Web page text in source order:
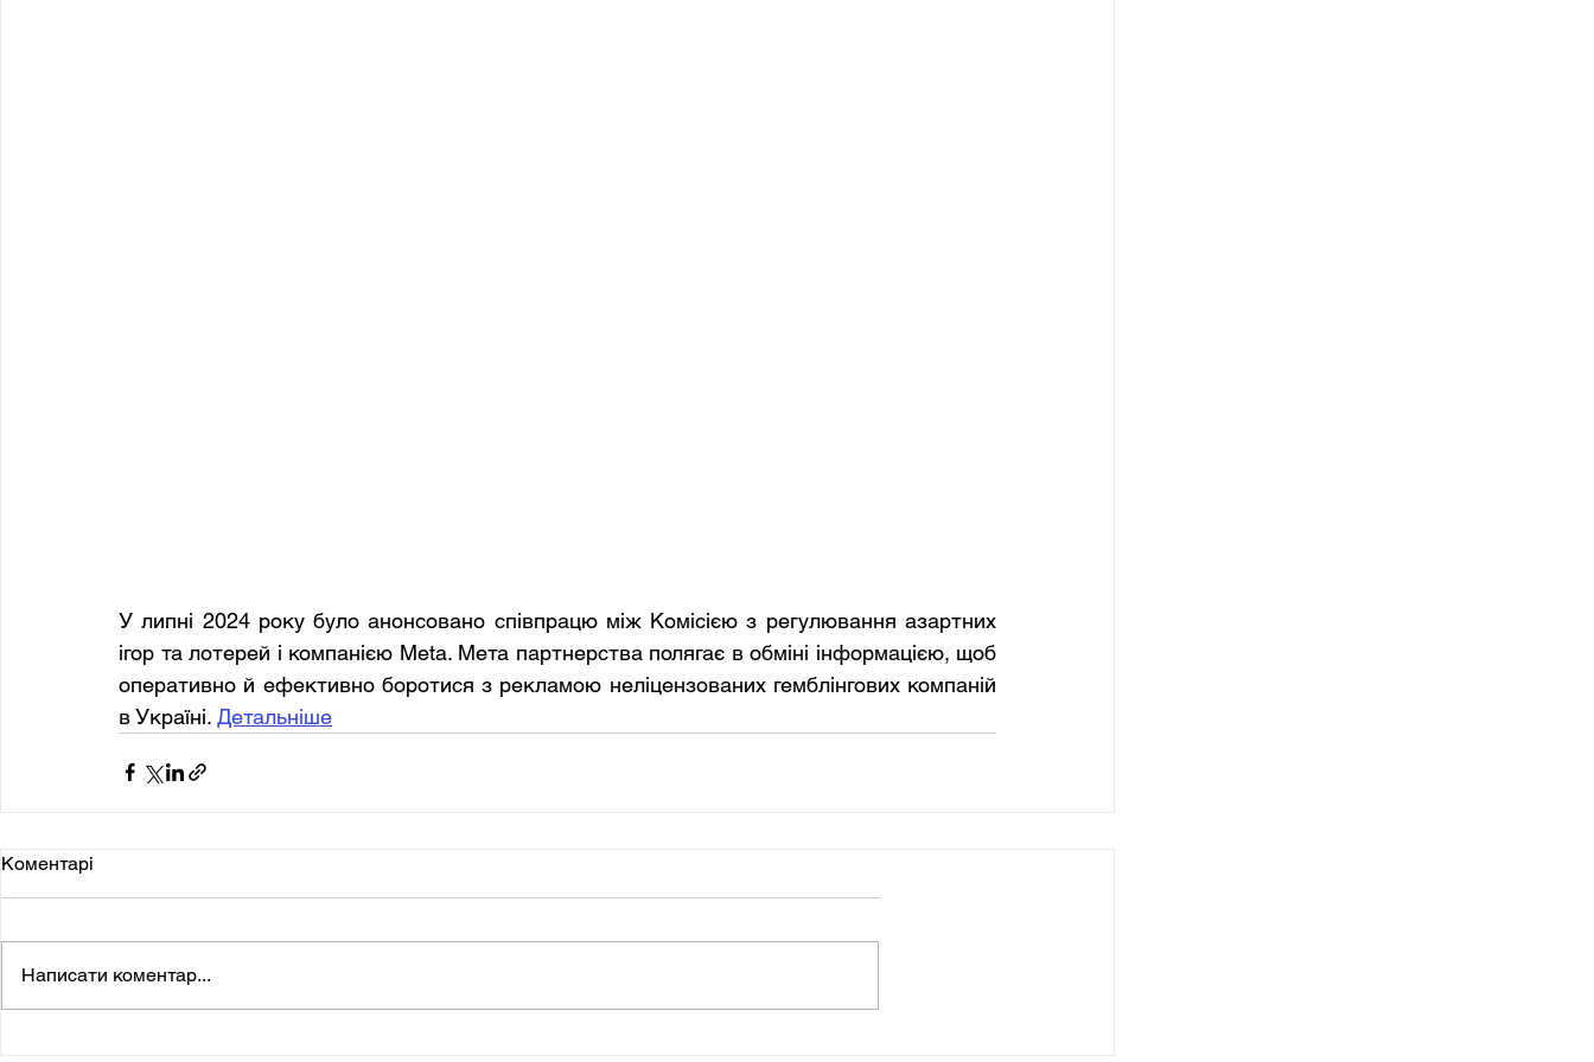
У липні 2024 року було анонсовано співпрацю між Комісією з регулювання азартних
ігор та лотерей і компанією Meta. Мета партнерства полягає в обміні інформацією, щоб
оперативно й ефективно боротися з рекламою неліцензованих гемблінгових компаній
в Україні. Детальніше
Коментарі
Написати коментар...